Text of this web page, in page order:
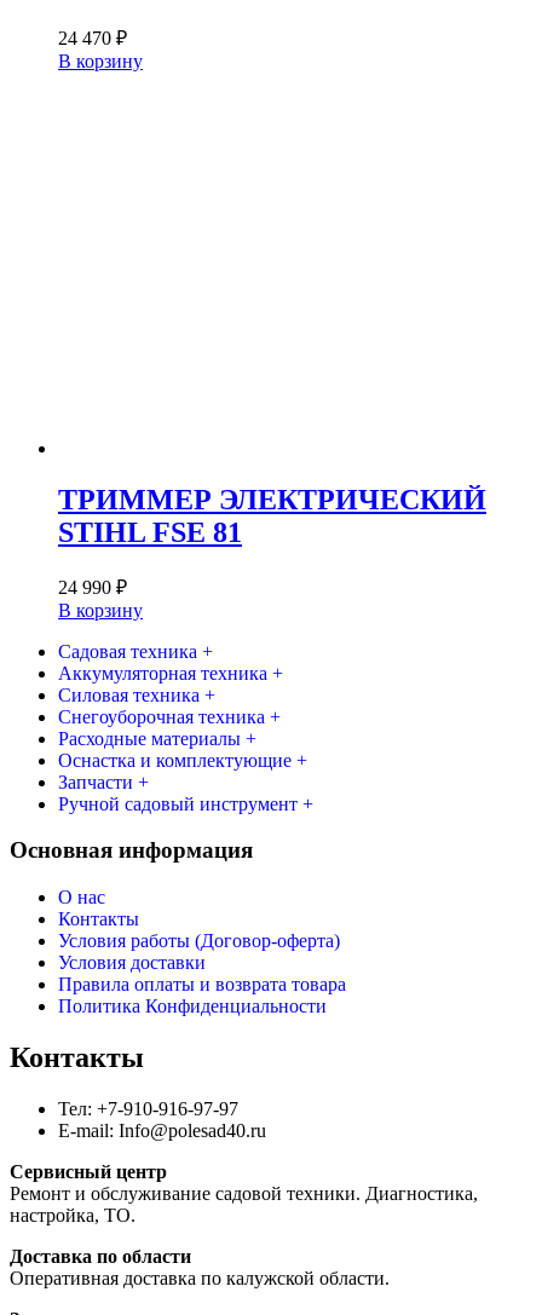
24 470 ₽
В корзину
ТРИММЕР ЭЛЕКТРИЧЕСКИЙ
STIHL FSE 81
24 990 ₽
В корзину
Садовая техника +
Аккумуляторная техника +
Силовая техника +
Снегоуборочная техника +
Расходные материалы +
Оснастка и комплектующие +
Запчасти +
Ручной садовый инструмент +
Основная информация
О нас
Контакты
Условия работы (Договор-оферта)
Условия доставки
Правила оплаты и возврата товара
Политика Конфиденциальности
Контакты
Тел: +7-910-916-97-97
E-mail: Info@polesad40.ru
Сервисный центр
Ремонт и обслуживание садовой техники. Диагностика,
настройка, ТО.
Доставка по области
Оперативная доставка по калужской области.